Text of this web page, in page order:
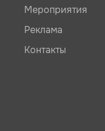
Мероприятия
Реклама
Контакты